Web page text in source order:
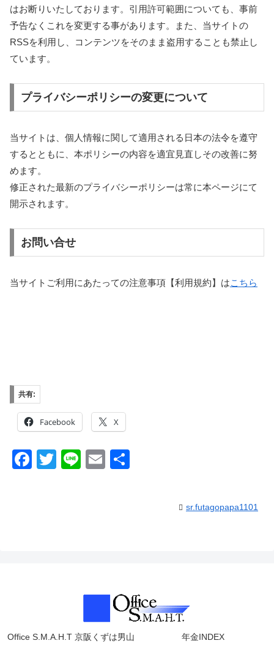
はお断りいたしております。引用許可範囲についても、事前
予告なくこれを変更する事があります。また、当サイトの
RSSを利用し、コンテンツをそのまま盗用することも禁止し
ています。
プライバシーポリシーの変更について
当サイトは、個人情報に関して適用される日本の法令を遵守
するとともに、本ポリシーの内容を適宜見直しその改善に努
めます。
修正された最新のプライバシーポリシーは常に本ページにて
開示されます。
お問い合せ
当サイトご利用にあたっての注意事項【利用規約】はこちら
共有:
Facebook X
F
T
Li
E
sr.futagopapa1101
Office S.M.A.H.T 京阪くずは男山 年金INDEX